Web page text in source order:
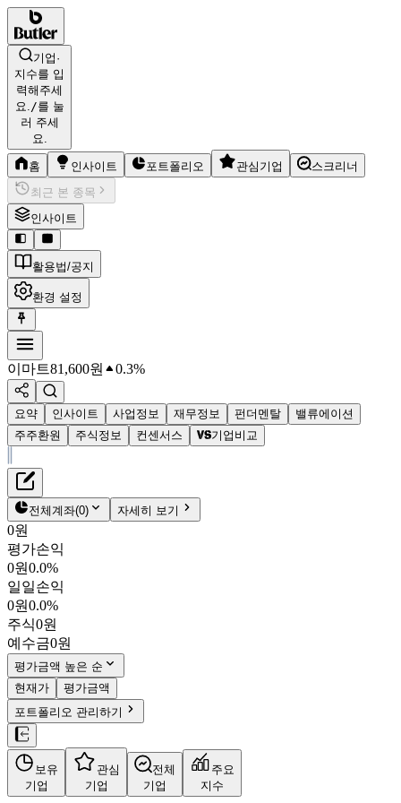
기업·
지수를 입
력해주세
요./를 눌
러 주세
요.
홈 인사이트 포트폴리오 관심기업
스크리너
최근 본 종목
인사이트
활용법/공지
환경 설정
이마트81,600원 0.3%
요약 인사이트 사업정보 재무정보 펀더멘탈
밸류에이션
주주환원
주식정보 컨센서스 기업비교
이마트
81,600원
139480
KOSPI
시가총액
PBR0.19
PER17.98
fPER 15.54
배당수익률3.06%
자사주비율2.93%
결산월12월
08월 13일
566억
4분기누적 분기
연도
10년
5년
재무정보
펀더멘탈
밸류에이션
주주환원
컨센서스
주식정보
전체계좌(0) 자세히 보기
0원
평가손익
0원0.0%
일일손익
0원0.0%
주식0원
예수금0원
평가금액 높은 순
현재가
평가금액
포트폴리오 관리하기
보유
기업
관심
기업
전체
기업
주요
지수